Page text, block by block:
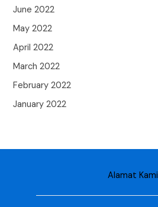
June 2022
May 2022
April 2022
March 2022
February 2022
January 2022
Alamat Kami